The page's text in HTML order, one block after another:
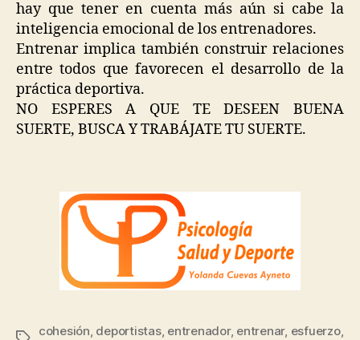
hay que tener en cuenta más aún si cabe la
inteligencia emocional de los entrenadores.
Entrenar implica también construir relaciones
entre todos que favorecen el desarrollo de la
práctica deportiva.
NO ESPERES A QUE TE DESEEN BUENA
SUERTE, BUSCA Y TRABÁJATE TU SUERTE.
cohesión, deportistas, entrenador, entrenar, esfuerzo,